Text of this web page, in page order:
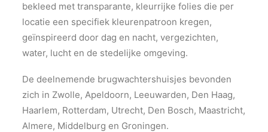
bekleed met transparante, kleurrijke folies die per
locatie een specifiek kleurenpatroon kregen,
geïnspireerd door dag en nacht, vergezichten,
water, lucht en de stedelijke omgeving.
De deelnemende brugwachtershuisjes bevonden
zich in Zwolle, Apeldoorn, Leeuwarden, Den Haag,
Haarlem, Rotterdam, Utrecht, Den Bosch, Maastricht,
Almere, Middelburg en Groningen.